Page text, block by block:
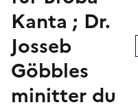
Kanta ; Dr.
Josseb
Göbbles
minitter du